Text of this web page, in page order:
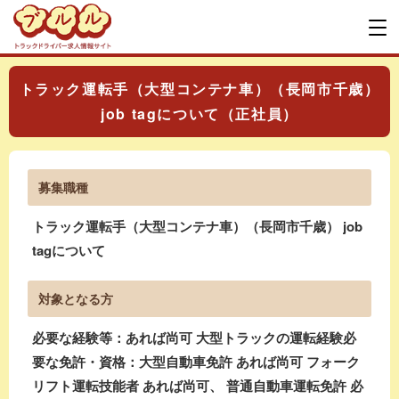
トラック運転手（大型コンテナ車）（長岡市千歳）
job tagについて（正社員）
募集職種
トラック運転手（大型コンテナ車）（長岡市千歳） job
tagについて
対象となる方
必要な経験等：あれば尚可 大型トラックの運転経験必
要な免許・資格：大型自動車免許 あれば尚可 フォーク
リフト運転技能者 あれば尚可、 普通自動車運転免許 必